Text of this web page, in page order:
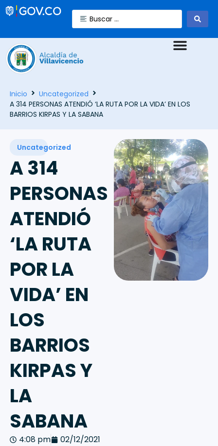
Inicio
Uncategorized
A 314 PERSONAS ATENDIÓ ‘LA RUTA POR LA VIDA’ EN LOS
BARRIOS KIRPAS Y LA SABANA
Uncategorized
A 314
PERSONAS
ATENDIÓ
‘LA RUTA
POR LA
VIDA’ EN
LOS
BARRIOS
KIRPAS Y
LA
SABANA
4:08 pm 02/12/2021